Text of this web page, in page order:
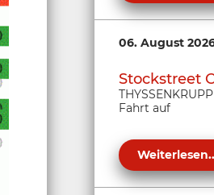
06. August
Stockstreet
Fahrt auf